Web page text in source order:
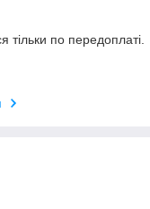
тільки по передоплаті.